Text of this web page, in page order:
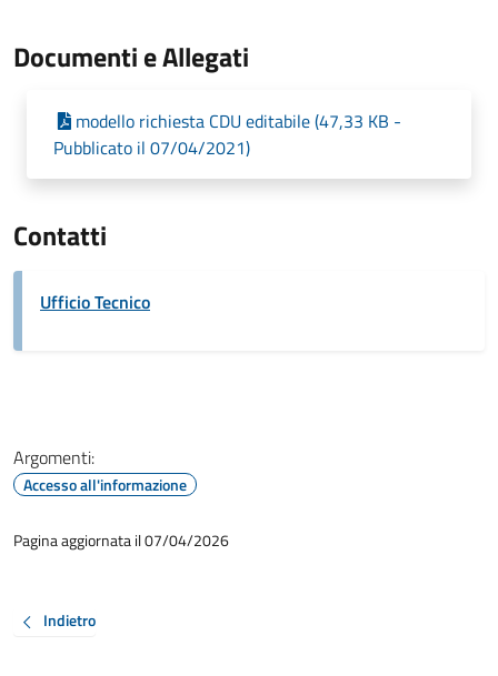
Documenti e Allegati
modello richiesta CDU editabile (47,33 KB -
Pubblicato il 07/04/2021)
Contatti
Ufficio Tecnico
Argomenti:
Accesso all'informazione
Pagina aggiornata il 07/04/2026
Indietro